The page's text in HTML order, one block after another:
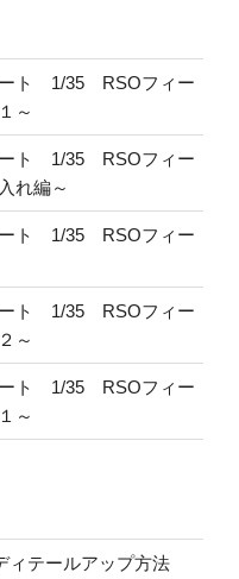
ート 1/35 RSOフィー
～
ート 1/35 RSOフィー
れ編～
ート 1/35 RSOフィー
ート 1/35 RSOフィー
～
ート 1/35 RSOフィー
～
ィテールアップ方法